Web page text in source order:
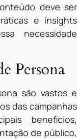
deve ser
e insights
necessidade
Persona
são vastos e
das campanhas
benefícios,
de público,